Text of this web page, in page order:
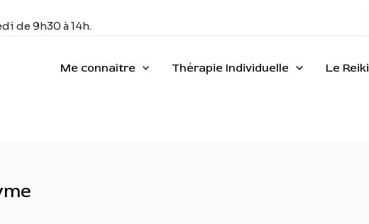
de 9h30 à 14h.
Me connaître Thérapie Individuelle Le Reiki